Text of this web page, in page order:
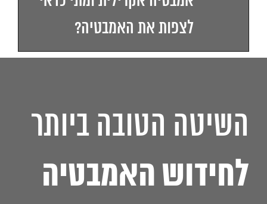
לצפות את האמבטיה?
השיטה הטובה ביותר
לחידוש האמבטיה